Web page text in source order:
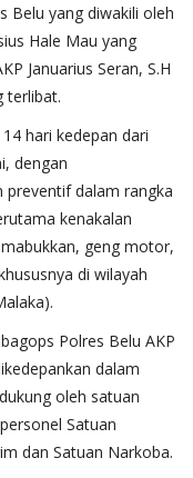
Belu yang diwakili oleh
Hale Mau yang
Januarius Seran, S.H
terlibat.
hari kedepan dari
dengan
dalam rangka
kenakalan
geng motor,
di wilayah
Polres Belu AKP
dalam
oleh satuan
Satuan
dan Satuan Narkoba.